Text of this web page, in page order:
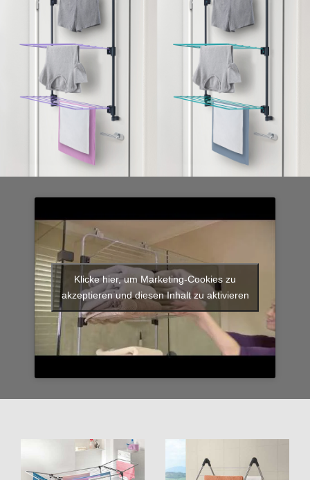
Klicke hier, um Marketing-Cookies zu
akzeptieren und diesen Inhalt zu aktivieren